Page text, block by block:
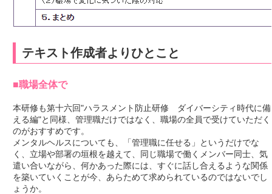
テキスト作成者よりひとこと
■職場全体で
本研修も第十六回"ハラスメント防止研修 ダイバーシティ時代に備
える編"と同様、管理職だけではなく、職場の全員で受けていただく
のがおすすめです。
メンタルヘルスについても、「管理職に任せる」というだけでな
く、立場や部署の垣根を越えて、同じ職場で働くメンバー同士、気
遣い合いながら、何かあった際には、すぐに話し合えるような関係
を築いていくことが今、あらためて求められているのではないでし
ょうか。